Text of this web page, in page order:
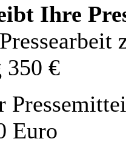
Ihre
350 €
Euro